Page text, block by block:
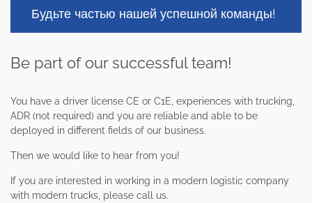
Будьте частью нашей успешной команды!
Be part of our successful team!
You have a driver license CE or C1E, experiences with trucking,
ADR (not required) and you are reliable and able to be
deployed in different fields of our business.
Then we would like to hear from you!
If you are interested in working in a modern logistic company
with modern trucks, please call us.